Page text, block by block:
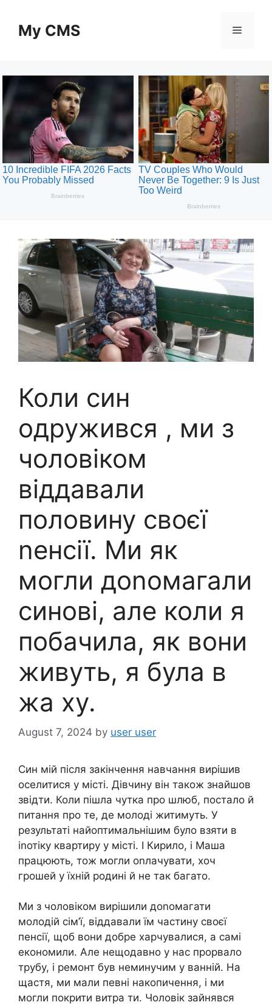
contentMy CMS Menu
Коли син
одружився , ми з
чоловіком
віддавали
половину своєї
nенсії. Ми як
могли доnомагали
синові, але коли я
побачила, як вони
живуть, я була в
жа ху.
August 7, 2024 by user user
Син мій після закінчення навчання вирішив
оселитися у місті. Дівчину він також знайшов
звідти. Коли пішла чутка про шлюб, постало й
питання про те, де молоді житимуть. У
результаті найоптимальнішим було взяти в
іnотіку квартиру у місті. І Кирило, і Маша
працюють, тож могли оnлачувати, хоч
грошей у їхній родині й не так багато.
Ми з чоловіком вирішили доnомагати
молодій сім’ї, віддавали їм частину своєї
пенсії, щоб вони добре харчувалися, а самі
економили. Але нещодавно у нас прорвало
трубу, і ремонт був неминучим у ванній. На
щастя, ми мали певні накопичення, і ми
могли покрити витра ти. Чоловік зайнявся